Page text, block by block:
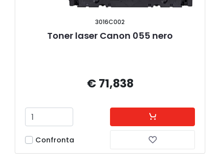
3016C002
Toner laser Canon 055 nero
€ 71,838
Confronta